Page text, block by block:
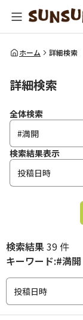
全体検索
ホーム 詳細検索
詳細検索
全体検索
検索結果表示
投稿日時
検索結果39 件
キーワード:#満開
投稿日時